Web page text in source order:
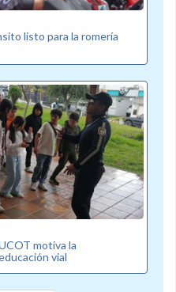
listo para la romería
motiva la
vial